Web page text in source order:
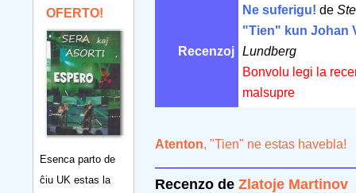
OFERTO!
Esenca parto de
ĉiu UK estas la
Recenzoj
Ne suferigu! de
"Tien" kun Johan
Lundberg
Bonvolu legi la
malsupre
Atenton, "Tien" ne estas havebla!
Recenzo de Zlatoje Martinov